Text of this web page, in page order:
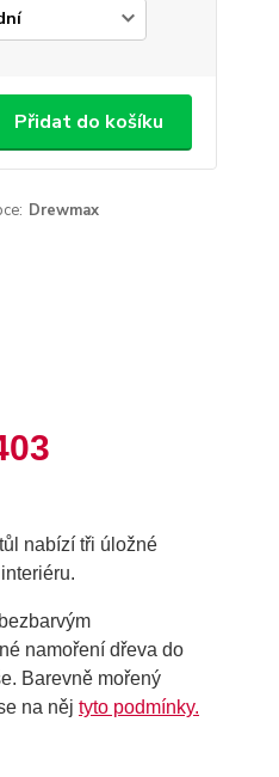
Přidat do košíku
Drewmax
nabízí tři úložné
namoření dřeva do
Barevně mořený
na něj tyto podmínky.